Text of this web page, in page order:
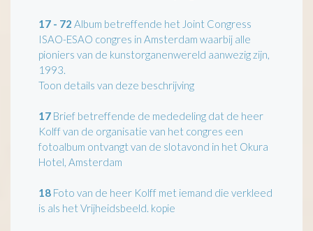
17 - 72 Album betreffende het Joint Congress
ISAO-ESAO congres in Amsterdam waarbij alle
pioniers van de kunstorganenwereld aanwezig zijn,
1993.
Toon details van deze beschrijving
17 Brief betreffende de mededeling dat de heer
Kolff van de organisatie van het congres een
fotoalbum ontvangt van de slotavond in het Okura
Hotel, Amsterdam
18 Foto van de heer Kolff met iemand die verkleed
is als het Vrijheidsbeeld. kopie